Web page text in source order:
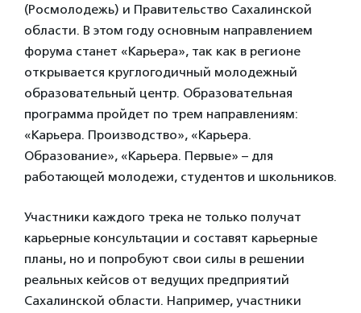
(Росмолодежь) и Правительство Сахалинской
области. В этом году основным направлением
форума станет «Карьера», так как в регионе
открывается круглогодичный молодежный
образовательный центр. Образовательная
программа пройдет по трем направлениям:
«Карьера. Производство», «Карьера.
Образование», «Карьера. Первые» – для
работающей молодежи, студентов и школьников.
Участники каждого трека не только получат
карьерные консультации и составят карьерные
планы, но и попробуют свои силы в решении
реальных кейсов от ведущих предприятий
Сахалинской области. Например, участники